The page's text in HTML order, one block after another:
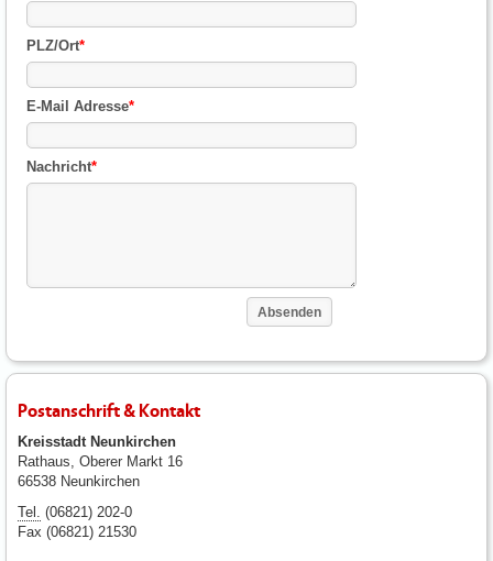
PLZ/Ort*
E-Mail Adresse*
Nachricht*
Postanschrift & Kontakt
Kreisstadt Neunkirchen
Rathaus, Oberer Markt 16
66538 Neunkirchen
Tel. (06821) 202-0
Fax (06821) 21530